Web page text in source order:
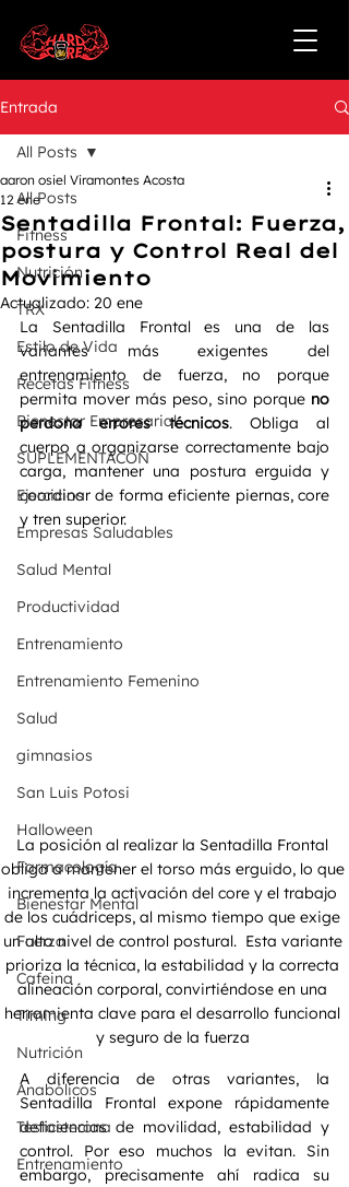
Entrada
All Posts
Fitness
Nutrición
TRX
Estilo de Vida
Recetas Fitness
Bienestar Empresarial
SUPLEMENTACÓN
Ejercicios
Empresas Saludables
Salud Mental
Productividad
Entrenamiento
Entrenamiento Femenino
Salud
gimnasios
San Luis Potosi
Halloween
Farmacología
Bienestar Mental
Fuerza
Cafeina
Timing
Nutrición
Anabólicos
Testosterona
Entrenamiento
All Posts
Sentadilla Frontal: Fuerza,
postura y Control Real del
Movimiento
aaron osiel Viramontes Acosta
12 ene
Actualizado: 20 ene
La Sentadilla Frontal es una de las
variantes más exigentes del
entrenamiento de fuerza, no porque
permita mover más peso, sino porque no
perdona errores técnicos. Obliga al
cuerpo a organizarse correctamente bajo
carga, mantener una postura erguida y
coordinar de forma eficiente piernas, core
y tren superior.
La posición al realizar la Sentadilla Frontal
obliga a mantener el torso más erguido, lo que
incrementa la activación del core y el trabajo
de los cuádriceps, al mismo tiempo que exige
un alto nivel de control postural.  Esta variante
prioriza la técnica, la estabilidad y la correcta
alineación corporal, convirtiéndose en una
herramienta clave para el desarrollo funcional
y seguro de la fuerza
A diferencia de otras variantes, la
Sentadilla Frontal expone rápidamente
deficiencias de movilidad, estabilidad y
control. Por eso muchos la evitan. Sin
embargo, precisamente ahí radica su